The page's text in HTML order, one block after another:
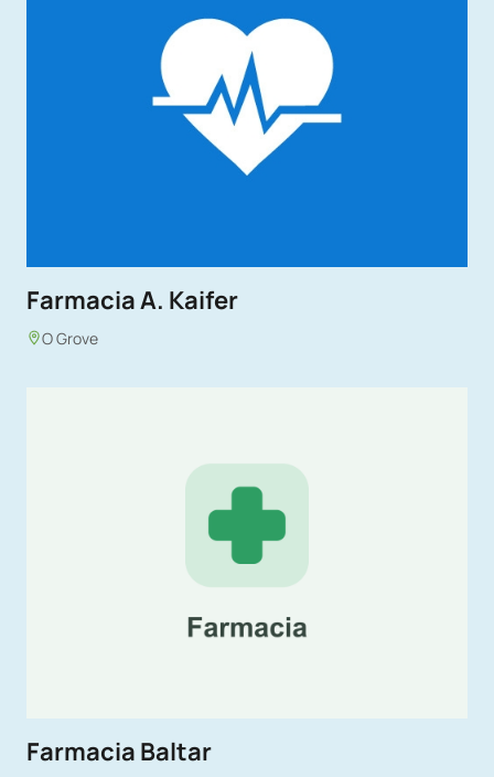
Farmacia A. Kaifer
O Grove
Farmacia Baltar